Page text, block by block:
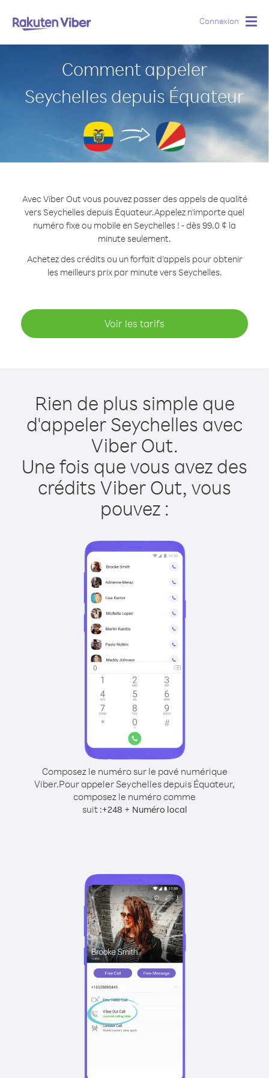
Connexion
Comment appeler
Seychelles depuis Équateur
Avec Viber Out vous pouvez passer des appels de qualité
vers Seychelles depuis Équateur.Appelez n'importe quel
numéro fixe ou mobile en Seychelles ! - dès 99.0 ¢ la
minute seulement.
Achetez des crédits ou un forfait d’appels pour obtenir
les meilleurs prix par minute vers Seychelles.
Voir les tarifs
Rien de plus simple que
d'appeler Seychelles avec
Viber Out.
Une fois que vous avez des
crédits Viber Out, vous
pouvez :
Composez le numéro sur le pavé numérique
Viber.Pour appeler Seychelles depuis Équateur,
composez le numéro comme
suit :+248 + Numéro local